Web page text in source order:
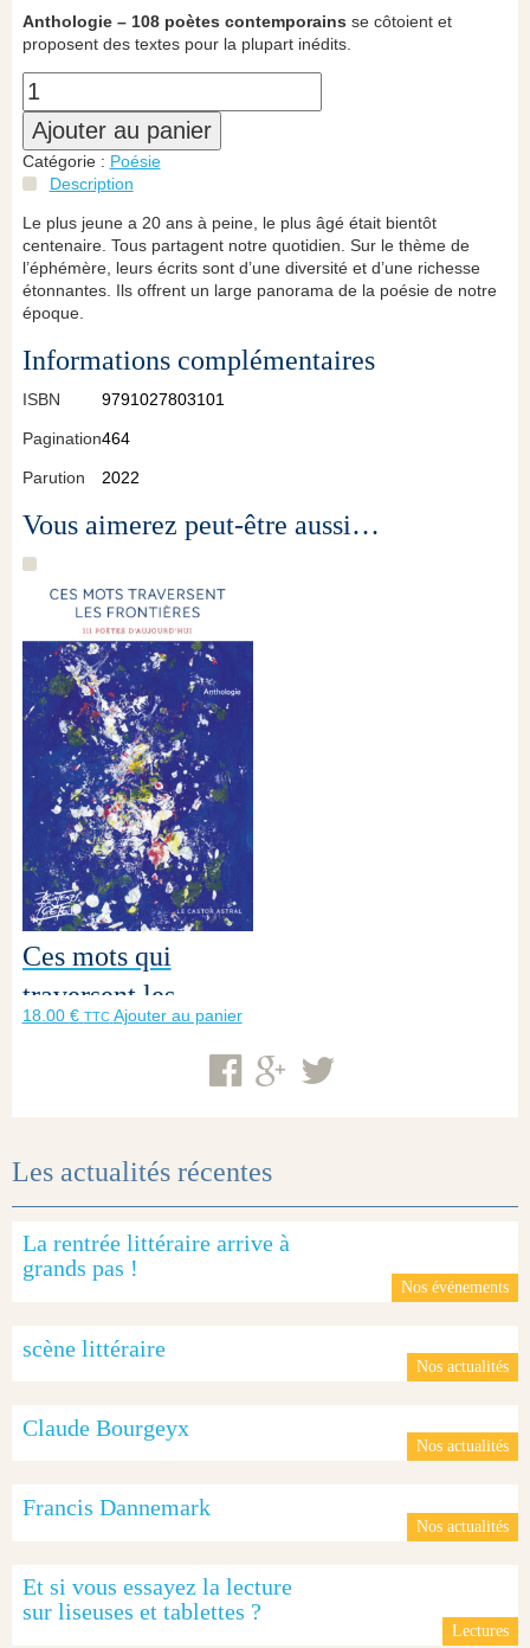
Anthologie – 108 poètes contemporains se côtoient et
proposent des textes pour la plupart inédits.
Ajouter au panier
Catégorie : Poésie
Description
Le plus jeune a 20 ans à peine, le plus âgé était bientôt
centenaire. Tous partagent notre quotidien. Sur le thème de
l’éphémère, leurs écrits sont d’une diversité et d’une richesse
étonnantes. Ils offrent un large panorama de la poésie de notre
époque.
Informations complémentaires
ISBN 9791027803101
Pagination464
Parution 2022
Vous aimerez peut-être aussi…
Ces mots qui
traversent les
frontieres
18.00 € TTC Ajouter au panier
Les actualités récentes
Nos événements
La rentrée littéraire arrive à
grands pas !
Nos actualités
scène littéraire
Nos actualités
Claude Bourgeyx
Nos actualités
Francis Dannemark
Lectures
Et si vous essayez la lecture
sur liseuses et tablettes ?